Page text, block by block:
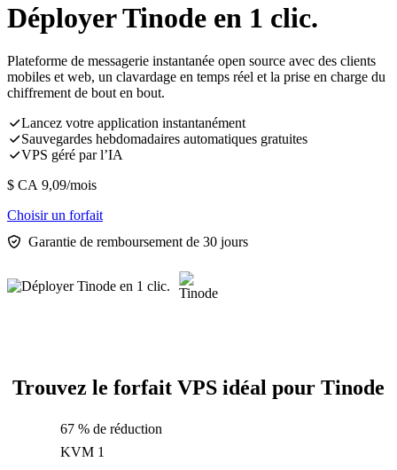
Déployer Tinode en 1 clic.
Plateforme de messagerie instantanée open source avec des clients
mobiles et web, un clavardage en temps réel et la prise en charge du
chiffrement de bout en bout.
Lancez votre application instantanément
Sauvegardes hebdomadaires automatiques gratuites
VPS géré par l’IA
$ CA 9,09/mois
Choisir un forfait
Garantie de remboursement de 30 jours
Trouvez le forfait VPS idéal pour Tinode
67 % de réduction
KVM 1